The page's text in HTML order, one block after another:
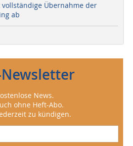
vollständige Übernahme der
ab
Newsletter
News.
ohne Heft-Abo.
zu kündigen.